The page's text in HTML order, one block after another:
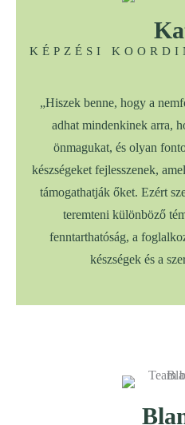
KÉPZÉSI
„Hiszek benne, hogy a
adhat mindenkinek arra,
önmagukat, és olyan
készségeket fejlesszenek,
támogathatják őket. Ezért
teremteni különböző
fenntarthatóság, a
készségek és a